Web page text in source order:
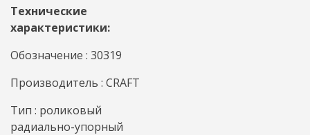
Технические
характеристики:
Обозначение : 30319
Производитель : CRAFT
Тип : роликовый
радиально-упорный